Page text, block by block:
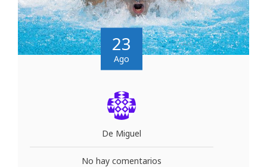
23
Ago
De Miguel
No hay comentarios